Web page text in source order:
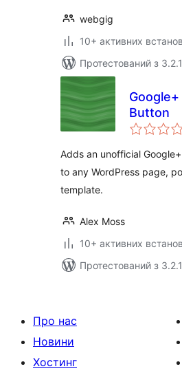
webgig
10+ активних
Протестований з 3.2.1
Button
Adds an unofficial
to any WordPress page,
template.
Alex Moss
10+ активних
Протестований з 3.2.1
Про нас
Новини
Хостинг